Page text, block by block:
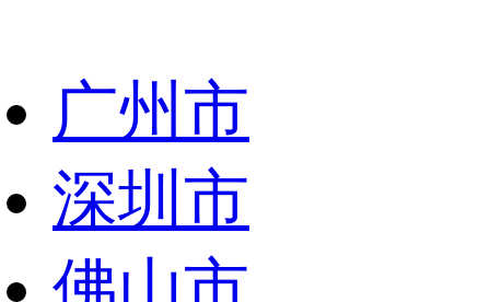
广州市
深圳市